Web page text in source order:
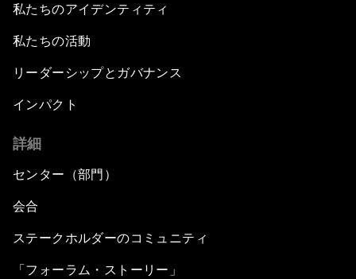
私たちのアイデンティティ
私たちの活動
リーダーシップとガバナンス
インパクト
詳細
センター（部門）
会合
ステークホルダーのコミュニティ
「フォーラム・ストーリー」